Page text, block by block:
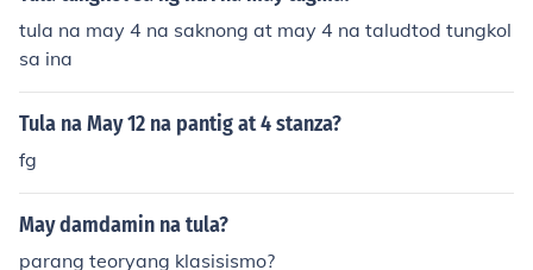
tula na may 4 na saknong at may 4 na taludtod tungkol
sa ina
Tula na May 12 na pantig at 4 stanza?
fg
May damdamin na tula?
parang teoryang klasisismo?